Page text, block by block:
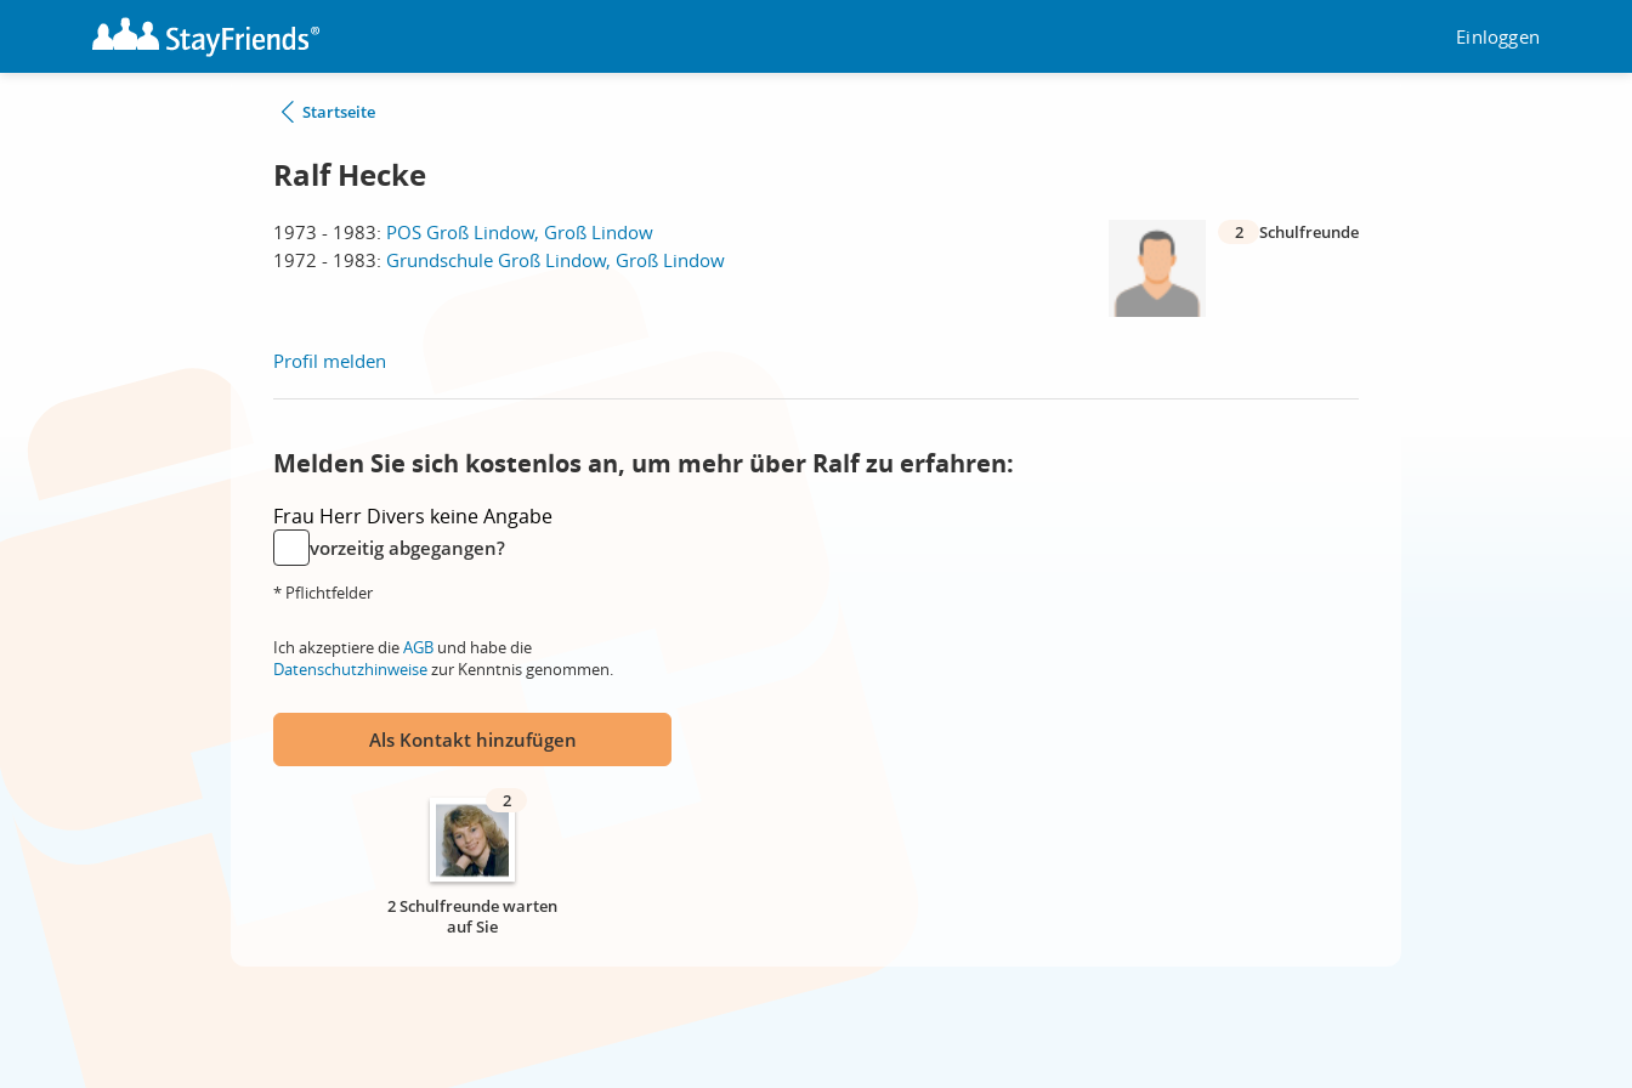
Einloggen
Startseite
Ralf Hecke
1973 - 1983: POS Groß Lindow, Groß Lindow
1972 - 1983: Grundschule Groß Lindow, Groß Lindow
2 Schulfreunde
Profil melden
Melden Sie sich kostenlos an, um mehr über Ralf zu erfahren:
Frau Herr Divers keine Angabe
vorzeitig abgegangen?
* Pflichtfelder
Ich akzeptiere dieAGB und habe die
Datenschutzhinweisezur Kenntnis genommen.
Als Kontakt hinzufügen
2
2 Schulfreunde warten
auf Sie